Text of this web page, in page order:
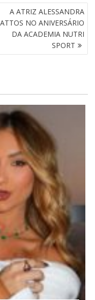
A ATRIZ ALESSANDRA
NO ANIVERSÁRIO
DA ACADEMIA NUTRI
SPORT